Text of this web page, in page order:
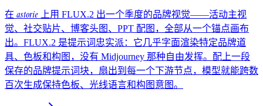
在 astorie 上用 FLUX.2 出一个季度的品牌视觉——活动主视
觉、社交贴片、博客头图、PPT 配图，全部从一个锚点画布
出。FLUX.2 是提示词忠实派：它几乎字面渲染特定品牌道
具、色板和构图，没有 Midjourney 那种自由发挥。配上一段
保存的品牌提示词块，扇出到每一个下游节点，模型就能跨数
百次生成保持色板、光线语言和构图意图。